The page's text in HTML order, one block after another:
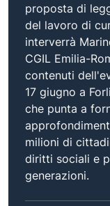
proposta di
del lavoro di
interverrà
CGIL Emilia-
contenuti
17 giugno a
che punta a
milioni di
diritti sociali e
generazioni.